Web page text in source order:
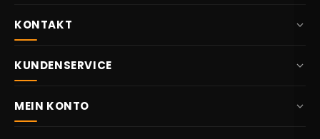
KONTAKT
KUNDENSERVICE
Lieferung
MEIN KONTO